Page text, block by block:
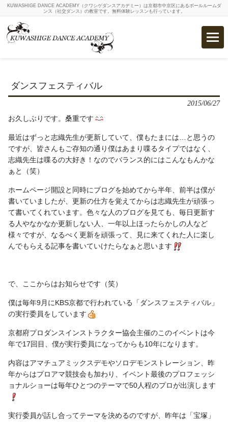
KUWASHIGE DANCE ACADEMY（クワシゲダンスアカデミー）は京都市中京区にあるボールルームダ
ンス（社交ダンス）の教室です。無料体験レッスンも行っています。
ダンスフェスティバル
2015/06/27
お久しぶりです。桑重です
最近はずっと志織先生が更新していて、僕もたまには…と思うの
ですが、皆さんもご存知の通り僕はあまり喋るタイプではなく、
志織先生は喋るの大好き！なのでバランス的にはこんなもんかな
ぁと（笑）
ホームページ開設と同時にブログを始めてから半年、前半は僕が
書いていましたが、更新の仕方を覚えてからは志織先生が頑張っ
て書いてくれています。色々な人のブログを見ても、毎日更新す
る人やなかなか更新しない人、一年以上ほったらかしの人など
様々ですが、なるべく更新を頑張って、見に来てくれた人に楽し
んでもらえる記事を書いていけたらなぁと思います
で、ここからはお知らせです（笑）
僕は毎年9月にKBS京都で行われている「ダンスフェスティバル」
の実行委員をしています
京都府プロダンスインストラクター協会主催のこのイベントは今
年で17回目、僕が実行委員になってからも10年になります。
内容はアマチュアミックスデモやソロデモンストレーション、昨
年からはプロアマ競技会も加わり、イベント最後のプロフェッシ
ョナルショーは毎年ひとつのテーマで50人程のプロが出演します
実行委員が話し合ってテーマを決めるのですが、昨年は「宝塚」